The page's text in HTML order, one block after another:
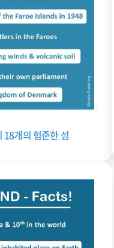
18개의 험준한 섬